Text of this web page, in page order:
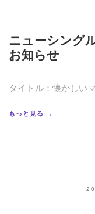
ニューシング
お知らせ
タイトル：懐かしい
もっと見る →